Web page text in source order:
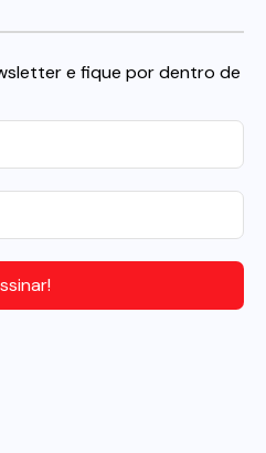
e fique por dentro de